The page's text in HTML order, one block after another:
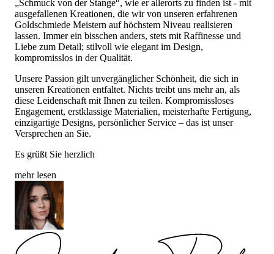
„Schmuck von der Stange“, wie er allerorts zu finden ist - mit
ausgefallenen Kreationen, die wir von unseren erfahrenen
Goldschmiede Meistern auf höchstem Niveau realisieren
lassen. Immer ein bisschen anders, stets mit Raffinesse und
Liebe zum Detail; stilvoll wie elegant im Design,
kompromisslos in der Qualität.
Unsere Passion gilt unvergänglicher Schönheit, die sich in
unseren Kreationen entfaltet. Nichts treibt uns mehr an, als
diese Leidenschaft mit Ihnen zu teilen. Kompromissloses
Engagement, erstklassige Materialien, meisterhafte Fertigung,
einzigartige Designs, persönlicher Service – das ist unser
Versprechen an Sie.
Es grüßt Sie herzlich
mehr lesen